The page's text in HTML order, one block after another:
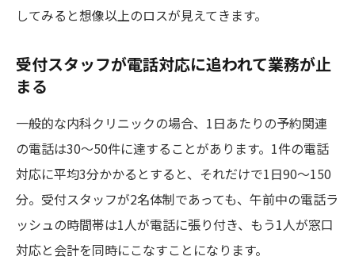
してみると想像以上のロスが見えてきます。
受付スタッフが電話対応に追われて業務が止
まる
一般的な内科クリニックの場合、1日あたりの予約関連
の電話は30〜50件に達することがあります。1件の電話
対応に平均3分かかるとすると、それだけで1日90〜150
分。受付スタッフが2名体制であっても、午前中の電話ラ
ッシュの時間帯は1人が電話に張り付き、もう1人が窓口
対応と会計を同時にこなすことになります。